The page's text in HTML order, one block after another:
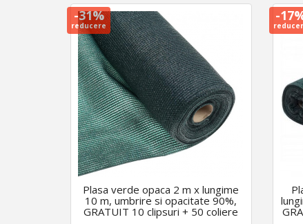
-31%
reducere
Plasa verde opaca 2 m x lungime
10 m, umbrire si opacitate 90%,
GRATUIT 10 clipsuri + 50 coliere
-